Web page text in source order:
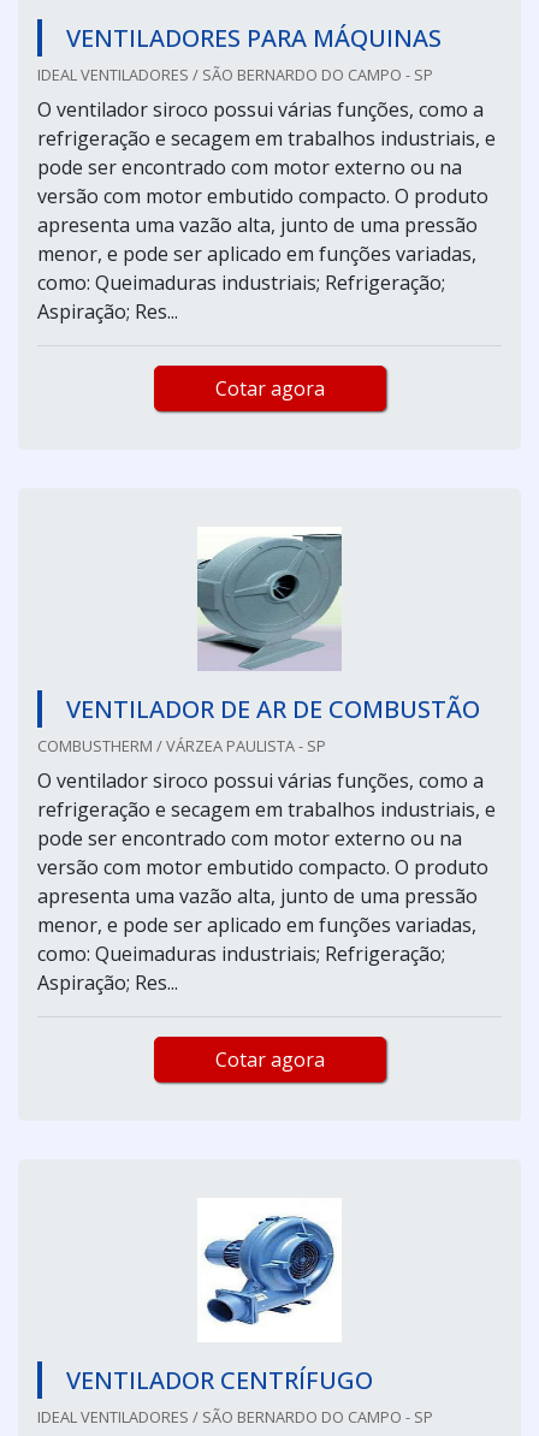
VENTILADORES PARA MÁQUINAS
IDEAL VENTILADORES / SÃO BERNARDO DO CAMPO - SP
O ventilador siroco possui várias funções, como a
refrigeração e secagem em trabalhos industriais, e
pode ser encontrado com motor externo ou na
versão com motor embutido compacto. O produto
apresenta uma vazão alta, junto de uma pressão
menor, e pode ser aplicado em funções variadas,
como: Queimaduras industriais; Refrigeração;
Aspiração; Res...
Cotar agora
VENTILADOR DE AR DE COMBUSTÃO
COMBUSTHERM / VÁRZEA PAULISTA - SP
O ventilador siroco possui várias funções, como a
refrigeração e secagem em trabalhos industriais, e
pode ser encontrado com motor externo ou na
versão com motor embutido compacto. O produto
apresenta uma vazão alta, junto de uma pressão
menor, e pode ser aplicado em funções variadas,
como: Queimaduras industriais; Refrigeração;
Aspiração; Res...
Cotar agora
VENTILADOR CENTRÍFUGO
IDEAL VENTILADORES / SÃO BERNARDO DO CAMPO - SP